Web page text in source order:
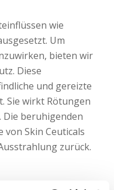
wie
Um
bieten wir
Diese
und gereizte
Sie wirkt Rötungen
beruhigenden
von Skin Ceuticals
zurück.